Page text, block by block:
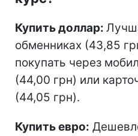
Купить доллар:
обменниках (43,85
покупать через
(44,00 грн) или
(44,05 грн).
Купить евро: